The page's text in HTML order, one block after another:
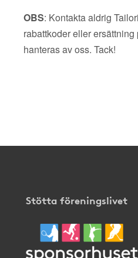
OBS: Kontakta aldrig
rabattkoder eller
hanteras av oss. Tack!
Stötta föreningslivet